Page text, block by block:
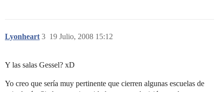
Lyonheart 19 Julio, 2008 15:12
3
Y las salas Gessel? xD
Yo creo que sería muy pertinente que cierren algunas escuelas de